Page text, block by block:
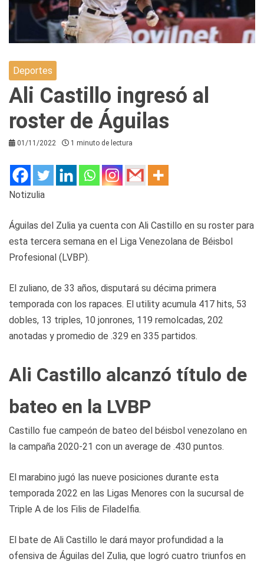
Deportes
Ali Castillo ingresó al
roster de Águilas
01/11/2022 1 minuto de lectura
Notizulia
Águilas del Zulia ya cuenta con Ali Castillo en su roster para
esta tercera semana en el Liga Venezolana de Béisbol
Profesional (LVBP).
El zuliano, de 33 años, disputará su décima primera
temporada con los rapaces. El utility acumula 417 hits, 53
dobles, 13 triples, 10 jonrones, 119 remolcadas, 202
anotadas y promedio de .329 en 335 partidos.
Ali Castillo alcanzó título de
bateo en la LVBP
Castillo fue campeón de bateo del béisbol venezolano en
la campaña 2020-21 con un average de .430 puntos.
El marabino jugó las nueve posiciones durante esta
temporada 2022 en las Ligas Menores con la sucursal de
Triple A de los Filis de Filadelfia.
El bate de Ali Castillo le dará mayor profundidad a la
ofensiva de Águilas del Zulia, que logró cuatro triunfos en